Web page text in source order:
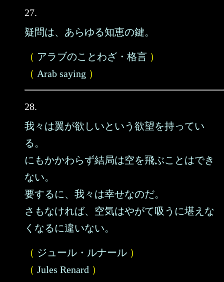
27.
疑問は、あらゆる知恵の鍵。
（ アラブのことわざ・格言 ）
（ Arab saying ）
28.
我々は翼が欲しいという欲望を持ってい
る。
にもかかわらず結局は空を飛ぶことはでき
ない。
要するに、我々は幸せなのだ。
さもなければ、空気はやがて吸うに堪えな
くなるに違いない。
（ ジュール・ルナール ）
（ Jules Renard ）